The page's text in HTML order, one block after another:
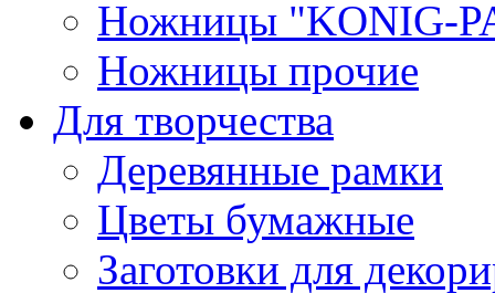
Ножницы "KONIG-
Ножницы прочие
Для творчества
Деревянные рамки
Цветы бумажные
Заготовки для